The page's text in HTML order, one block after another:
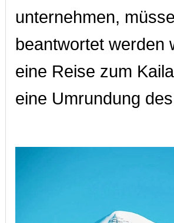
unternehmen,
beantwortet werden
eine Reise zum
eine Umrundung